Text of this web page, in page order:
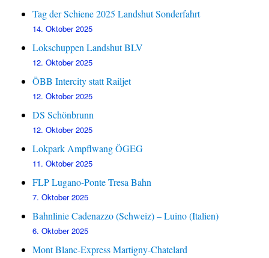
Tag der Schiene 2025 Landshut Sonderfahrt
14. Oktober 2025
Lokschuppen Landshut BLV
12. Oktober 2025
ÖBB Intercity statt Railjet
12. Oktober 2025
DS Schönbrunn
12. Oktober 2025
Lokpark Ampflwang ÖGEG
11. Oktober 2025
FLP Lugano-Ponte Tresa Bahn
7. Oktober 2025
Bahnlinie Cadenazzo (Schweiz) – Luino (Italien)
6. Oktober 2025
Mont Blanc-Express Martigny-Chatelard